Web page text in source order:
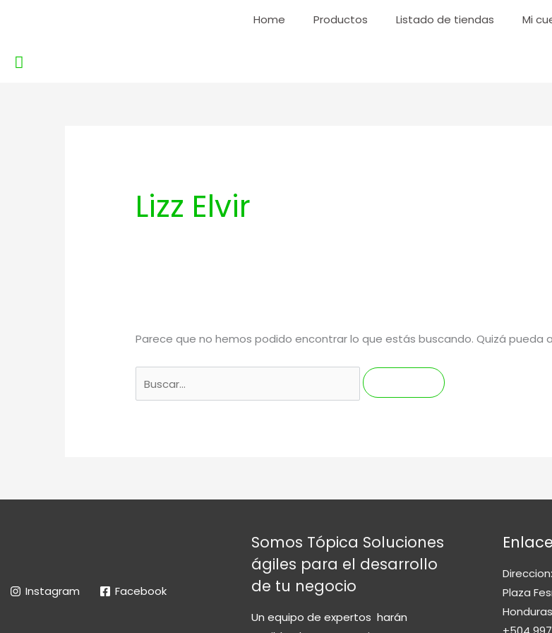
Home Productos Listado de tiendas Mi
Buscar
Lizz Elvir
Parece que no hemos podido encontrar lo que estás buscando. Quizá pueda
Instagram Facebook
Somos Tópica Soluciones
ágiles para el desarrollo
de tu negocio
Un equipo de expertos harán
Plaza